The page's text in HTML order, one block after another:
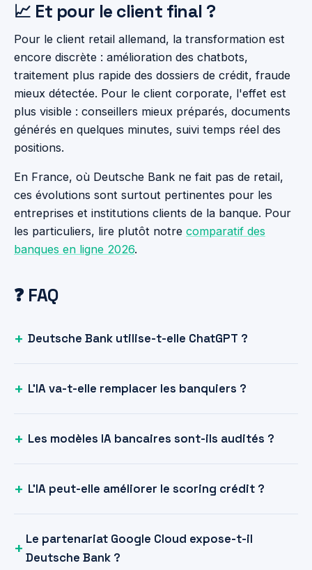
📈 Et pour le client final ?
Pour le client retail allemand, la transformation est
encore discrète : amélioration des chatbots,
traitement plus rapide des dossiers de crédit, fraude
mieux détectée. Pour le client corporate, l'effet est
plus visible : conseillers mieux préparés, documents
générés en quelques minutes, suivi temps réel des
positions.
En France, où Deutsche Bank ne fait pas de retail,
ces évolutions sont surtout pertinentes pour les
entreprises et institutions clients de la banque. Pour
les particuliers, lire plutôt notre comparatif des
banques en ligne 2026.
❓ FAQ
Deutsche Bank utilise-t-elle ChatGPT ?
L'IA va-t-elle remplacer les banquiers ?
Les modèles IA bancaires sont-ils audités ?
L'IA peut-elle améliorer le scoring crédit ?
Le partenariat Google Cloud expose-t-il
Deutsche Bank ?